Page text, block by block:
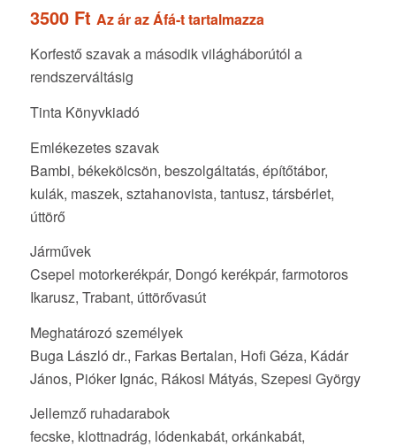
3500 Ft Az ár az Áfá-t tartalmazza
Korfestő szavak a második világháborútól a
rendszerváltásig
Tinta Könyvkiadó
Emlékezetes szavak
Bambi, békekölcsön, beszolgáltatás, építőtábor,
kulák, maszek, sztahanovista, tantusz, társbérlet,
úttörő
Járművek
Csepel motorkerékpár, Dongó kerékpár, farmotoros
Ikarusz, Trabant, úttörővasút
Meghatározó személyek
Buga László dr., Farkas Bertalan, Hofi Géza, Kádár
János, Pióker Ignác, Rákosi Mátyás, Szepesi György
Jellemző ruhadarabok
fecske, klottnadrág, lódenkabát, orkánkabát,